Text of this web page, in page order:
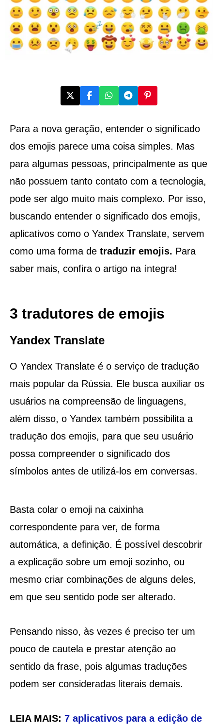
Para a nova geração, entender o significado
dos emojis parece uma coisa simples. Mas
para algumas pessoas, principalmente as que
não possuem tanto contato com a tecnologia,
pode ser algo muito mais complexo. Por isso,
buscando entender o significado dos emojis,
aplicativos como o Yandex Translate, servem
como uma forma de traduzir emojis. Para
saber mais, confira o artigo na íntegra!
3 tradutores de emojis
Yandex Translate
O Yandex Translate é o serviço de tradução
mais popular da Rússia. Ele busca auxiliar os
usuários na compreensão de linguagens,
além disso, o Yandex também possibilita a
tradução dos emojis, para que seu usuário
possa compreender o significado dos
símbolos antes de utilizá-los em conversas.
Basta colar o emoji na caixinha
correspondente para ver, de forma
automática, a definição. É possível descobrir
a explicação sobre um emoji sozinho, ou
mesmo criar combinações de alguns deles,
em que seu sentido pode ser alterado.
Pensando nisso, às vezes é preciso ter um
pouco de cautela e prestar atenção ao
sentido da frase, pois algumas traduções
podem ser consideradas literais demais.
LEIA MAIS: 7 aplicativos para a edição de